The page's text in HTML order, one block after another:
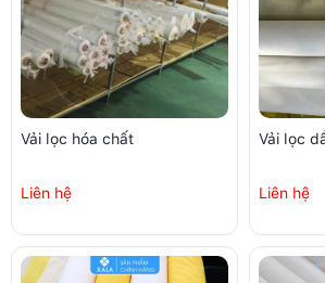
Vải lọc hóa chất
Liên hệ
Vải lọc
Liên hệ